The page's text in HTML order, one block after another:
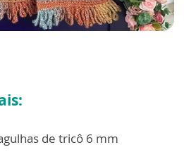
de tricô 6 mm